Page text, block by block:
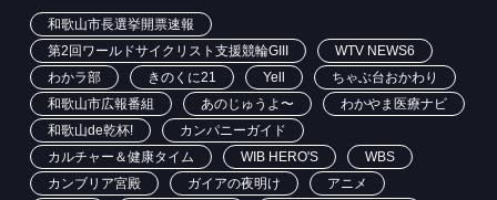
和歌山市長選挙開票速報
第2回ワールドサイクリスト支援競輪GIII
WTV NEWS6
わかラ部
きのくに21 Yell
ちゃぶ台おかわり
和歌山市広報番組
あのじゅうよ〜
わかやま医療ナビ
和歌山de乾杯!
カンパニーガイド
カルチャー＆健康タイム
WIB HERO'S
WBS
カンブリア宮殿
ガイアの夜明け
アニメ